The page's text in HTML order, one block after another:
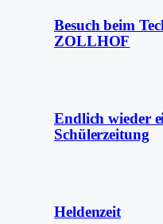
Besuch beim
ZOLLHOF
Endlich wieder
Schülerzeitung
Heldenzeit